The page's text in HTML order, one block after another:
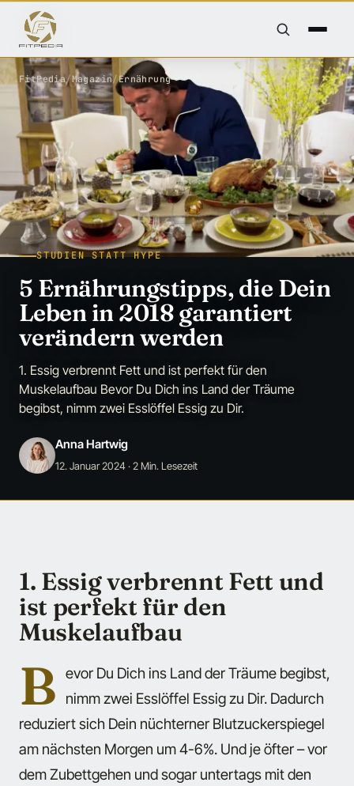
FitPedia/Magazin/Ernährung
STUDIEN STATT HYPE
5 Ernährungstipps, die Dein
Leben in 2018 garantiert
verändern werden
1. Essig verbrennt Fett und ist perfekt für den
Muskelaufbau Bevor Du Dich ins Land der Träume
begibst, nimm zwei Esslöffel Essig zu Dir.
Anna Hartwig
12. Januar 2024· 2 Min. Lesezeit
1. Essig verbrennt Fett und
ist perfekt für den
Muskelaufbau
B evor Du Dich ins Land der Träume begibst,
nimm zwei Esslöffel Essig zu Dir. Dadurch
reduziert sich Dein nüchterner Blutzuckerspiegel
am nächsten Morgen um 4-6%. Und je öfter – vor
dem Zubettgehen und sogar untertags mit den